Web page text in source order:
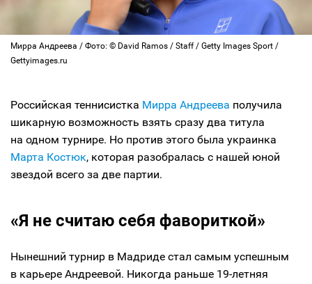
Мирра Андреева / Фото: © David Ramos / Staff / Getty Images Sport /
Gettyimages.ru
Российская теннисистка Мирра Андреева получила
шикарную возможность взять сразу два титула
на одном турнире. Но против этого была украинка
Марта Костюк, которая разобралась с нашей юной
звездой всего за две партии.
«Я не считаю себя фавориткой»
Нынешний турнир в Мадриде стал самым успешным
в карьере Андреевой. Никогда раньше 19-летняя